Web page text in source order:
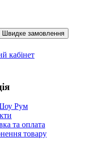
Швидке замовлення
кабінет
Рум
та оплата
товару